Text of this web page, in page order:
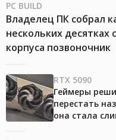
PC BUILD
Владелец ПК собрал
нескольких десятках
корпуса позвоночник
RTX 5090
Геймеры
перестать
она стала